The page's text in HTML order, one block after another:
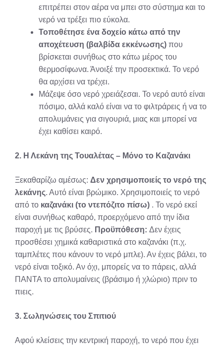
επιτρέπει στον αέρα να μπει στο σύστημα και το
νερό να τρέξει πιο εύκολα.
Τοποθέτησε ένα δοχείο κάτω από την
αποχέτευση (βαλβίδα εκκένωσης) που
βρίσκεται συνήθως στο κάτω μέρος του
θερμοσίφωνα. Άνοιξέ την προσεκτικά. Το νερό
θα αρχίσει να τρέχει.
Μάζεψε όσο νερό χρειάζεσαι. Το νερό αυτό είναι
πόσιμο, αλλά καλό είναι να το φιλτράρεις ή να το
απολυμάνεις για σιγουριά, μιας και μπορεί να
έχει καθίσει καιρό.
2. Η Λεκάνη της Τουαλέτας – Μόνο το Καζανάκι
Ξεκαθαρίζω αμέσως: Δεν χρησιμοποιείς το νερό της
λεκάνης. Αυτό είναι βρώμικο. Χρησιμοποιείς το νερό
από το καζανάκι (το ντεπόζιτο πίσω) . Το νερό εκεί
είναι συνήθως καθαρό, προερχόμενο από την ίδια
παροχή με τις βρύσες. Προϋπόθεση: Δεν έχεις
προσθέσει χημικά καθαριστικά στο καζανάκι (π.χ.
ταμπλέτες που κάνουν το νερό μπλε). Αν έχεις βάλει, το
νερό είναι τοξικό. Αν όχι, μπορείς να το πάρεις, αλλά
ΠΑΝΤΑ το απολυμαίνεις (βράσιμο ή χλώριο) πριν το
πιεις.
3. Σωληνώσεις του Σπιτιού
Αφού κλείσεις την κεντρική παροχή, το νερό που έχει